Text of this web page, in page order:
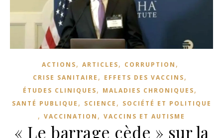
ACTIONS, ARTICLES, CORRUPTION ,
CRISE SANITAIRE , EFFETS DES VACCINS,
ÉTUDES CLINIQUES, MALADIES CHRONIQUES,
SANTÉ PUBLIQUE , SCIENCE , SOCIÉTÉ ET POLITIQUE
, VACCINATION , VACCINS ET AUTISME
« Le barrage cède » sur la